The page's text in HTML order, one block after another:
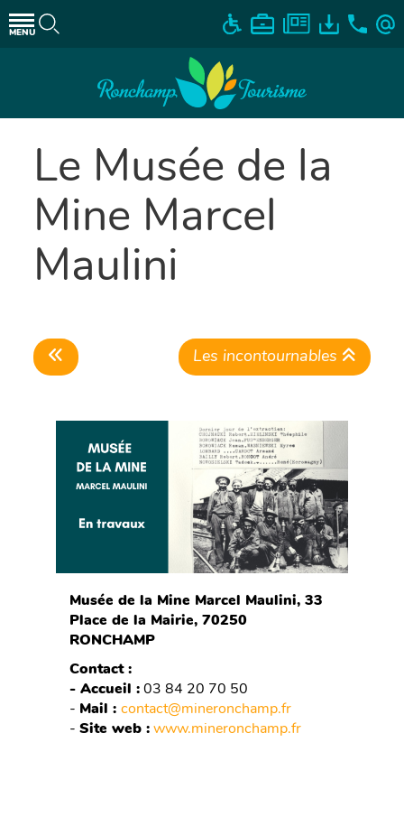
MENU
Les incontournables
Le Musée de la
Mine Marcel
Maulini
Musée de la Mine Marcel Maulini, 33
Place de la Mairie, 70250
RONCHAMP
Contact :
- Accueil : 03 84 20 70 50
- Mail :contact@mineronchamp.fr
-Site web : www.mineronchamp.fr